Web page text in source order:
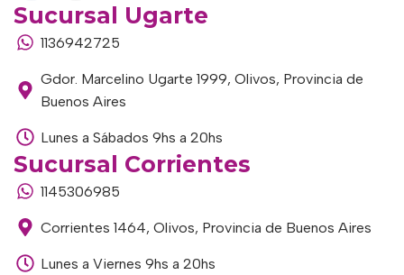
Sucursal Ugarte
1136942725
Gdor. Marcelino Ugarte 1999, Olivos, Provincia de
Buenos Aires
Lunes a Sábados 9hs a 20hs
Sucursal Corrientes
1145306985
Corrientes 1464, Olivos, Provincia de Buenos Aires
Lunes a Viernes 9hs a 20hs